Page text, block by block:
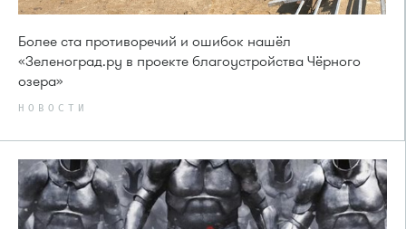
Более ста противоречий и ошибок нашёл
«Зеленоград.ру в проекте благоустройства Чёрного
озера»
НОВОСТИ